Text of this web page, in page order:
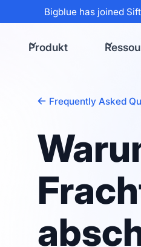
Bigblue has joined
Produkt
Frequently Asked